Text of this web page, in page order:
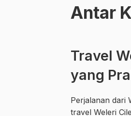
Antar
Travel
yang
Perjalanan dari
travel Weleri